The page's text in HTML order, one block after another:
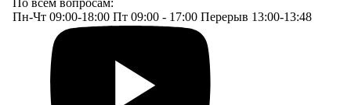
Пн-Чт 09:00-18:00 Пт 09:00 - 17:00 Перерыв 13:00-13:48